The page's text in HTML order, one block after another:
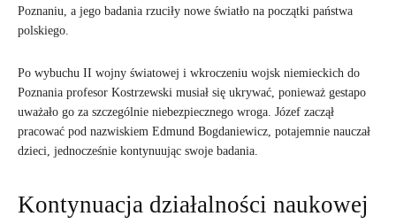
Poznaniu, a jego badania rzuciły nowe światło na początki państwa
polskiego.
Po wybuchu II wojny światowej i wkroczeniu wojsk niemieckich do
Poznania profesor Kostrzewski musiał się ukrywać, ponieważ gestapo
uważało go za szczególnie niebezpiecznego wroga. Józef zaczął
pracować pod nazwiskiem Edmund Bogdaniewicz, potajemnie nauczał
dzieci, jednocześnie kontynuując swoje badania.
Kontynuacja działalności naukowej